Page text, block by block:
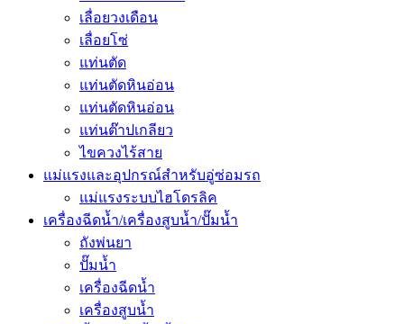
เลื่อยวงเดือน
เลื่อยโซ่
แท่นตัด
แท่นตัดหินอ่อน
แท่นตัดหินอ่อน
แท่นต๊าปเกลียว
ไขควงไร้สาย
แม่แรงและอุปกรณ์สำหรับอู่ซ่อมรถ
แม่แรงระบบไฮโดรลิค
เครื่องฉีดน้ำ/เครื่องสูบน้ำ/ปั๊มน้ำ
ถังพ่นยา
ปั๊มน้ำ
เครื่องฉีดน้ำ
เครื่องสูบน้ำ